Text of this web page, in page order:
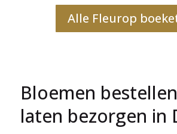
Alle Fleurop
Bloemen
laten bezorgen in